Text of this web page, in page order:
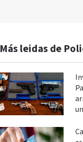
Más leidas de